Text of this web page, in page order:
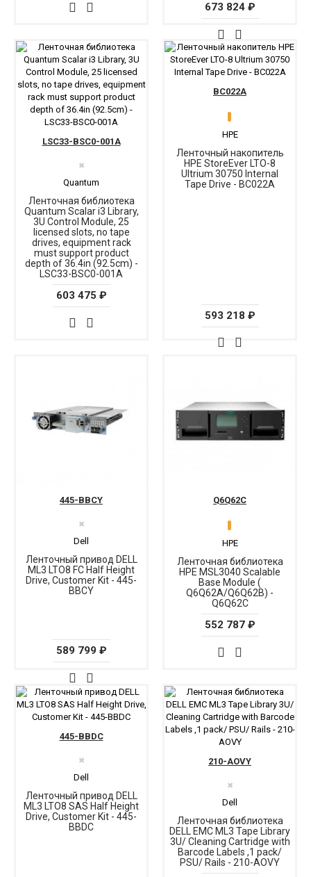
673 824 ₽
Ленточная библиотека
Quantum Scalar i3 Library,
3U Control Module, 25
licensed slots, no tape
drives, equipment rack
must support product
depth of 36.4in (92.5cm) -
LSC33-BSC0-001A
Quantum
✖
LSC33-BSC0-001A
603 475 ₽
Ленточный накопитель
HPE StoreEver LTO-8
Ultrium 30750 Internal
Tape Drive - BC022A
HPE
BC022A
593 218 ₽
Ленточный привод DELL
ML3 LTO8 FC Half Height
Drive, Customer Kit - 445-
BBCY
Dell
✖
445-BBCY
589 799 ₽
Ленточная библиотека
HPE MSL3040 Scalable
Base Module (
Q6Q62A/Q6Q62B) -
Q6Q62C
HPE
Q6Q62C
552 787 ₽
Ленточный привод DELL
ML3 LTO8 SAS Half Height
Drive, Customer Kit - 445-
BBDC
Dell
✖
445-BBDC
Ленточная библиотека
DELL EMC ML3 Tape Library
3U/ Cleaning Cartridge with
Barcode Labels ,1 pack/
PSU/ Rails - 210-AOVY
Dell
✖
210-AOVY